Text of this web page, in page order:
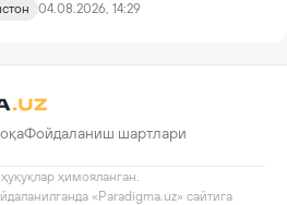
04.08.2026, 14:29
Фойдаланиш шартлари
ҳимояланган.
«Paradigma.uz» сайтига